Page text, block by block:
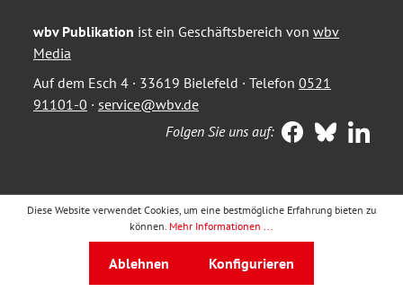
wbv Publikation ist ein Geschäftsbereich von wbv
Media
Auf dem Esch 4 · 33619 Bielefeld · Telefon 0521
91101-0 · service@wbv.de
Folgen Sie uns auf:
Diese Website verwendet Cookies, um eine bestmögliche Erfahrung bieten zu
können. Mehr Informationen ...
Ablehnen Konfigurieren